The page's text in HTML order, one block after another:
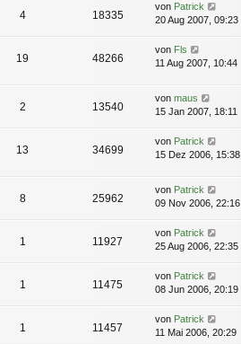
4 18335
von Patrick
20 Aug 2007, 09:23
19 48266
von Fls
11 Aug 2007, 10:44
2 13540
von maus
15 Jan 2007, 18:11
13 34699
von Patrick
15 Dez 2006, 15:38
8 25962
von Patrick
09 Nov 2006, 22:16
1 11927
von Patrick
25 Aug 2006, 22:35
1 11475
von Patrick
08 Jun 2006, 20:19
1 11457
von Patrick
11 Mai 2006, 20:29